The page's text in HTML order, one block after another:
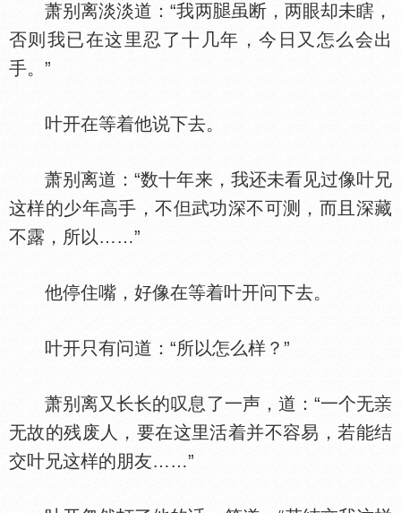
萧别离淡淡道：“我两
虽断，两眼却未瞎，
否则我已在这里忍了十几年，今日又怎么会出
手。”
叶开在等着他说下去。
萧别离道：“数十年来，我还未看见过像叶兄
这样的少年高手，不但武功深不可测，而且深藏
不露，所以……”
他停住嘴，好像在等着叶开问下去。
叶开只有问道：“所以怎么样？”
萧别离又长长的叹息了一声，道：“一个无
无故的残废人，要在这里活着并不容易，若能结
交叶兄这样的朋友……”